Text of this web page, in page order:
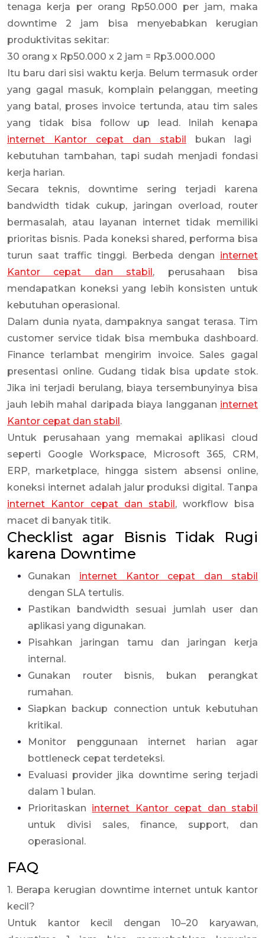
tenaga kerja per orang Rp50.000 per jam, maka
downtime 2 jam bisa menyebabkan kerugian
produktivitas sekitar:
30 orang x Rp50.000 x 2 jam = Rp3.000.000
Itu baru dari sisi waktu kerja. Belum termasuk order
yang gagal masuk, komplain pelanggan, meeting
yang batal, proses invoice tertunda, atau tim sales
yang tidak bisa follow up lead. Inilah kenapa
internet Kantor cepat dan stabil bukan lagi
kebutuhan tambahan, tapi sudah menjadi fondasi
kerja harian.
Secara teknis, downtime sering terjadi karena
bandwidth tidak cukup, jaringan overload, router
bermasalah, atau layanan internet tidak memiliki
prioritas bisnis. Pada koneksi shared, performa bisa
turun saat traffic tinggi. Berbeda dengan internet
Kantor cepat dan stabil, perusahaan bisa
mendapatkan koneksi yang lebih konsisten untuk
kebutuhan operasional.
Dalam dunia nyata, dampaknya sangat terasa. Tim
customer service tidak bisa membuka dashboard.
Finance terlambat mengirim invoice. Sales gagal
presentasi online. Gudang tidak bisa update stok.
Jika ini terjadi berulang, biaya tersembunyinya bisa
jauh lebih mahal daripada biaya langganan internet
Kantor cepat dan stabil.
Untuk perusahaan yang memakai aplikasi cloud
seperti Google Workspace, Microsoft 365, CRM,
ERP, marketplace, hingga sistem absensi online,
koneksi internet adalah jalur produksi digital. Tanpa
internet Kantor cepat dan stabil, workflow bisa
macet di banyak titik.
Checklist agar Bisnis Tidak Rugi
karena Downtime
Gunakan
internet Kantor cepat dan stabil
dengan SLA tertulis.
Pastikan bandwidth sesuai jumlah user dan
aplikasi yang digunakan.
Pisahkan jaringan tamu dan jaringan kerja
internal.
Gunakan router bisnis, bukan perangkat
rumahan.
Siapkan backup connection untuk kebutuhan
kritikal.
Monitor penggunaan internet harian agar
bottleneck cepat terdeteksi.
Evaluasi provider jika downtime sering terjadi
dalam 1 bulan.
Prioritaskan internet Kantor cepat dan stabil
untuk divisi sales, finance, support, dan
operasional.
FAQ
1. Berapa kerugian downtime internet untuk kantor
kecil?
Untuk kantor kecil dengan 10–20 karyawan,